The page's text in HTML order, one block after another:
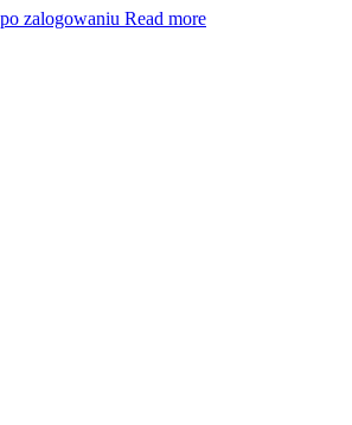
zalogowaniu Read more